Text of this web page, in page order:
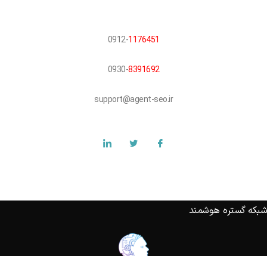
0912-1176451
0930-8391692
support@agent-seo.ir
شبکه گستره هوشمند